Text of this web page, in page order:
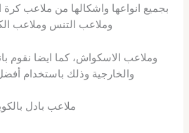
بجميع انواعها واشكالها من ملاعب
وملاعب التنس وملاعب
وملاعب الاسكواش، كما ايضا نقوم
والخارجية وذلك باستخدام
ملاعب بادل